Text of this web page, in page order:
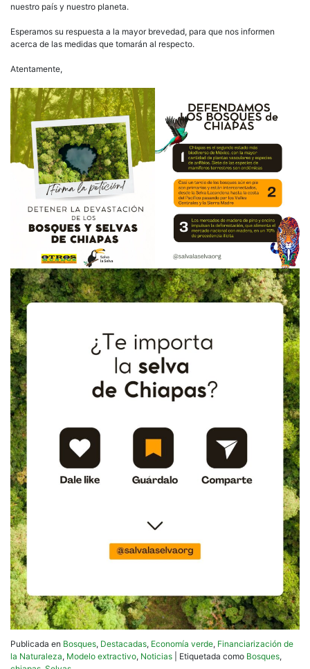
nuestro país y nuestro planeta.
Esperamos su respuesta a la mayor brevedad, para que nos informen
acerca de las medidas que tomarán al respecto.
Atentamente,
Publicada en Bosques, Destacadas, Economía verde, Financiarización de
la Naturaleza, Modelo extractivo, Noticias Etiquetada como Bosques,